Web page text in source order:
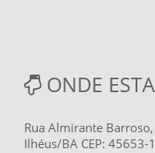
ONDE
Rua Almirante
Ilhéus/BA CEP: 45653-